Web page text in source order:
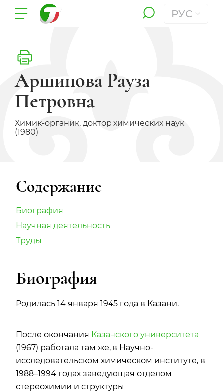
РУС
Аршинова Рауза
Петровна
Химик-органик, доктор химических наук
(1980)
Содержание
Биография
Научная деятельность
Труды
Биография
Родилась 14 января 1945 года в Казани.
После окончания Казанского университета
(1967) работала там же, в Научно-
исследовательском химическом институте, в
1988–1994 годах заведующая отделом
стереохимии и структуры